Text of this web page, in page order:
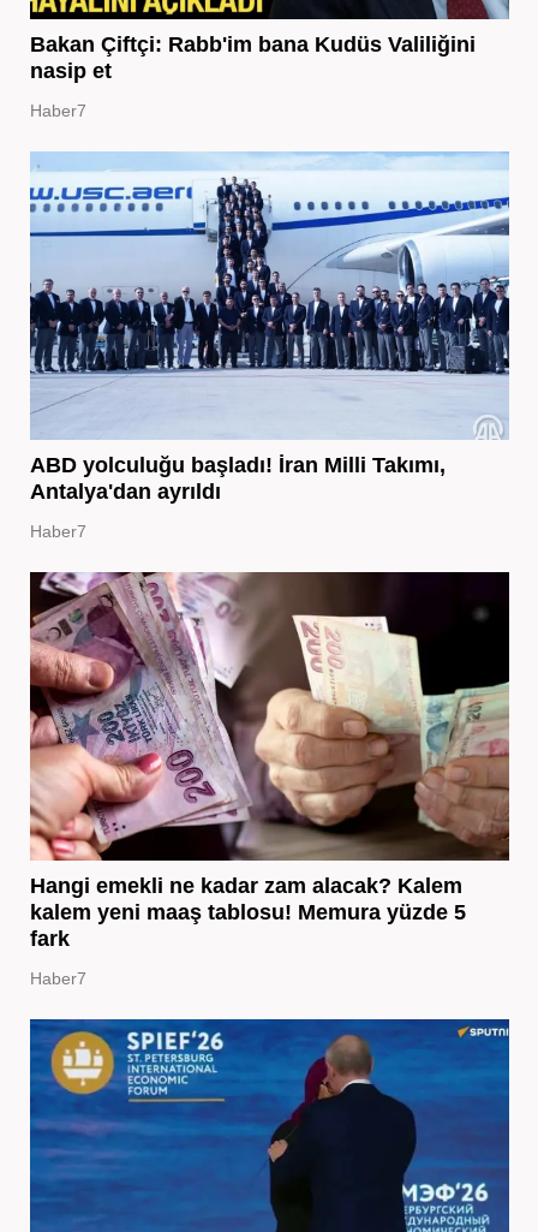
Bakan Çiftçi: Rabb'im bana Kudüs Valiliğini
nasip et
Haber7
ABD yolculuğu başladı! İran Milli Takımı,
Antalya'dan ayrıldı
Haber7
Hangi emekli ne kadar zam alacak? Kalem
kalem yeni maaş tablosu! Memura yüzde 5
fark
Haber7